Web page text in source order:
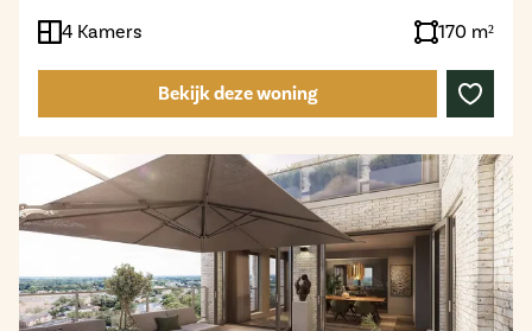
4 Kamers 170 m²
Bekijk deze woning